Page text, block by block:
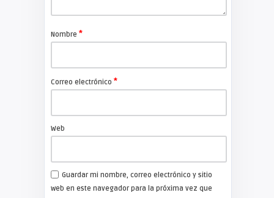
Nombre *
Correo electrónico *
Web
Guardar mi nombre, correo electrónico y sitio
web en este navegador para la próxima vez que